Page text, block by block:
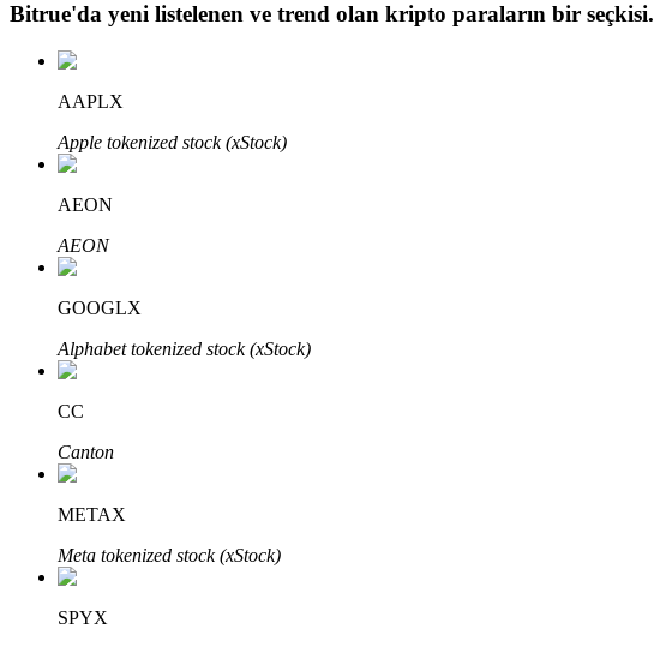
Krediler
Kripto destekli borçlanma hizmeti
Bitrue'da yeni listelenen ve trend olan kripto paraların bir seçkisi.
AAPLX
Apple tokenized stock (xStock)
AEON
AEON
GOOGLX
Alphabet tokenized stock (xStock)
CC
Canton
METAX
Meta tokenized stock (xStock)
SPYX